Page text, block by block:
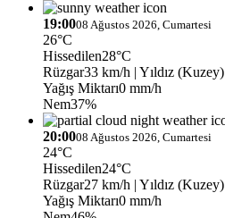
19:0008 Ağustos 2026, Cumartesi
26°C
Hissedilen28°C
Rüzgar33 km/h | Yıldız (Kuzey)
Yağış Miktarı0 mm/h
Nem37%
20:0008 Ağustos 2026, Cumartesi
24°C
Hissedilen24°C
Rüzgar27 km/h | Yıldız (Kuzey)
Yağış Miktarı0 mm/h